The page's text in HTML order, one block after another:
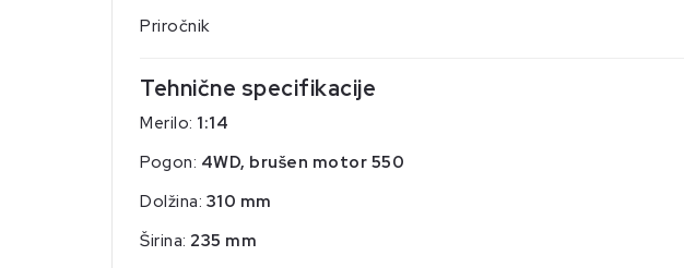
Priročnik
Tehnične specifikacije
Merilo: 1:14
Pogon: 4WD, brušen motor 550
Dolžina: 310 mm
Širina: 235 mm